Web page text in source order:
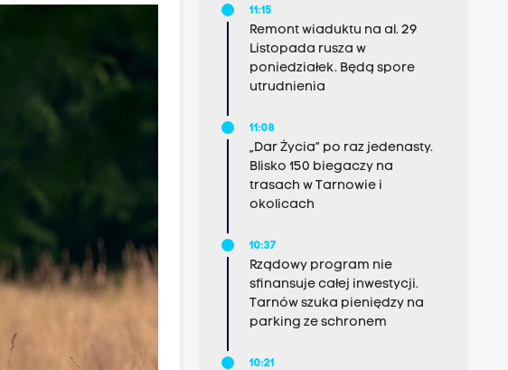
11:15
Remont wiaduktu na al. 29
Listopada rusza w
poniedziałek. Będą spore
utrudnienia
11:08
„Dar Życia” po raz jedenasty.
Blisko 150 biegaczy na
trasach w Tarnowie i
okolicach
10:37
Rządowy program nie
sfinansuje całej inwestycji.
Tarnów szuka pieniędzy na
parking ze schronem
10:21